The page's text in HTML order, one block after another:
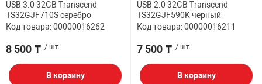
PCI АДАПТЕРЫ
USB
USB ХАБЫ
CD-DVD ДИСКИ
ДОМА
USB 3.0 32GB Transcend
TS32GJF710S серебро
Код товара: 00000016262
8 500 ₸ / шт.
В корзину
USB 2.0 32GB Transcend
TS32GJF590K черный
Код товара: 00000016211
7 500 ₸ / шт.
В корзину